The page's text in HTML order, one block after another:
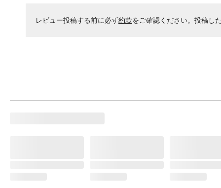
レビュー投稿する前に必ず約款をご確認ください。投稿し